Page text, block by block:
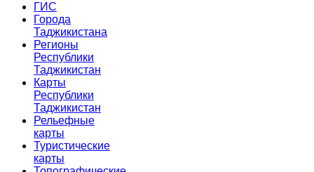
ГИС
Города
Таджикистана
Регионы
Республики
Таджикистан
Карты
Республики
Таджикистан
Рельефные
карты
Туристические
карты